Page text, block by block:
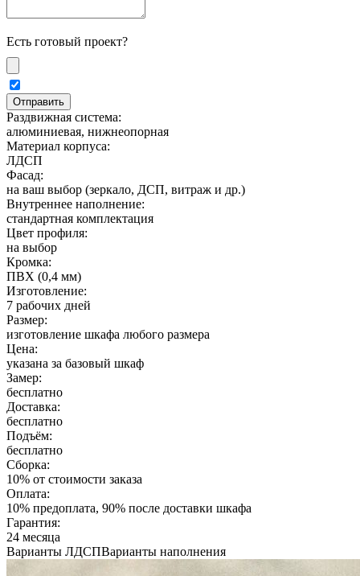
Есть готовый проект?
Раздвижная система:
алюминиевая, нижнеопорная
Материал корпуса:
ЛДСП
Фасад:
на ваш выбор (зеркало, ДСП, витраж и др.)
Внутреннее наполнение:
стандартная комплектация
Цвет профиля:
на выбор
Кромка:
ПВХ (0,4 мм)
Изготовление:
7 рабочих дней
Размер:
изготовление шкафа любого размера
Цена:
указана за базовый шкаф
Замер:
бесплатно
Доставка:
бесплатно
Подъём:
бесплатно
Сборка:
10% от стоимости заказа
Оплата:
10% предоплата, 90% после доставки шкафа
Гарантия:
24 месяца
Варианты ЛДСПВарианты наполнения